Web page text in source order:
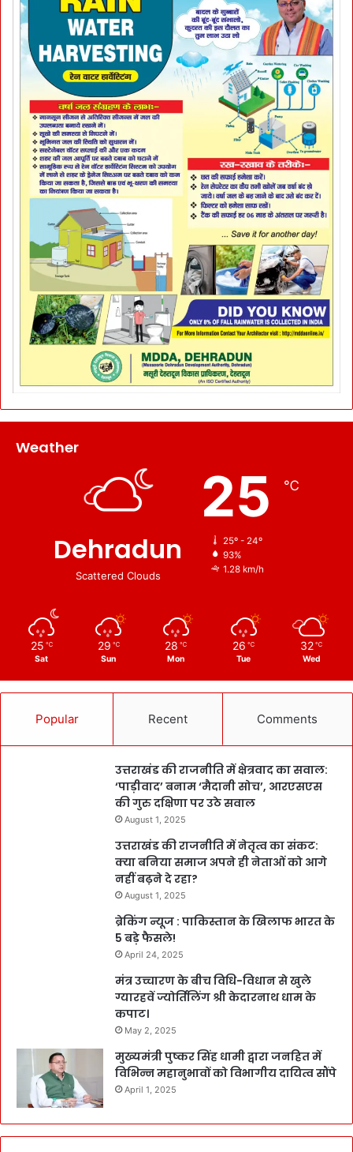
Weather
Dehradun
Scattered Clouds
25 ℃
25º - 24º
93%
1.28 km/h
25 ℃
Sat
29 ℃
Sun
28 ℃
Mon
26 ℃
Tue
32 ℃
Wed
Popular Recent Comments
उत्तराखंड की राजनीति में क्षेत्रवाद का सवाल:
‘पाड़ीवाद’ बनाम ‘मैदानी सोच’, आरएसएस
की गुरु दक्षिणा पर उठे सवाल
August 1, 2025
उत्तराखंड की राजनीति में नेतृत्व का संकट:
क्या बनिया समाज अपने ही नेताओं को आगे
नहीं बढ़ने दे रहा?
August 1, 2025
ब्रेकिंग न्यूज : पाकिस्तान के खिलाफ भारत के
5 बड़े फैसले!
April 24, 2025
मंत्र उच्चारण के बीच विधि-विधान से खुले
ग्यारहवें ज्योर्तिलिंग श्री केदारनाथ धाम के
कपाट।
May 2, 2025
मुख्यमंत्री पुष्कर सिंह धामी द्वारा जनहित में
विभिन्न महानुभावों को विभागीय दायित्व सौंपे
April 1, 2025